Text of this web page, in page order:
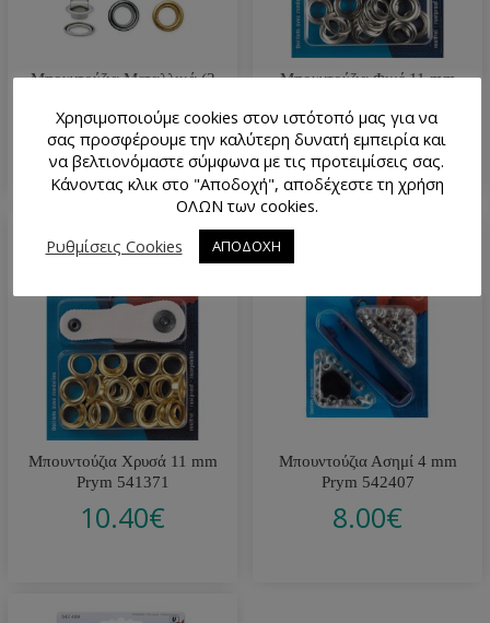
Μπουντούζια Μεταλλικά (2
0.50€–1.40€
Μπουντούζια Φιμέ 11 mm
10.40€
Μπουντούζια Χρυσά 11 mm
Prym 541371
10.40€
Μπουντούζια Ασημί 4 mm
Prym 542407
8.00€
Χρησιμοποιούμε cookies στον ιστότοπό μας για να
σας προσφέρουμε την καλύτερη δυνατή εμπειρία και
να βελτιονόμαστε σύμφωνα με τις προτειμίσεις σας.
Κάνοντας κλικ στο "Αποδοχή", αποδέχεστε τη χρήση
ΟΛΩΝ των cookies.
Ρυθμίσεις Cookies
ΑΠΟΔΟΧΗ